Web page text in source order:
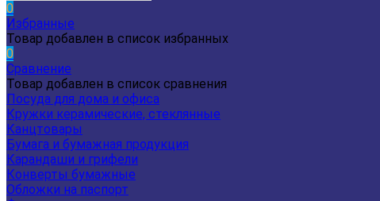
0
Избранные
Товар добавлен в список избранных
0
Сравнение
Товар добавлен в список сравнения
Посуда для дома и офиса
Кружки керамические, стеклянные
Канцтовары
Бумага и бумажная продукция
Карандаши и грифели
Конверты бумажные
Обложки на паспорт